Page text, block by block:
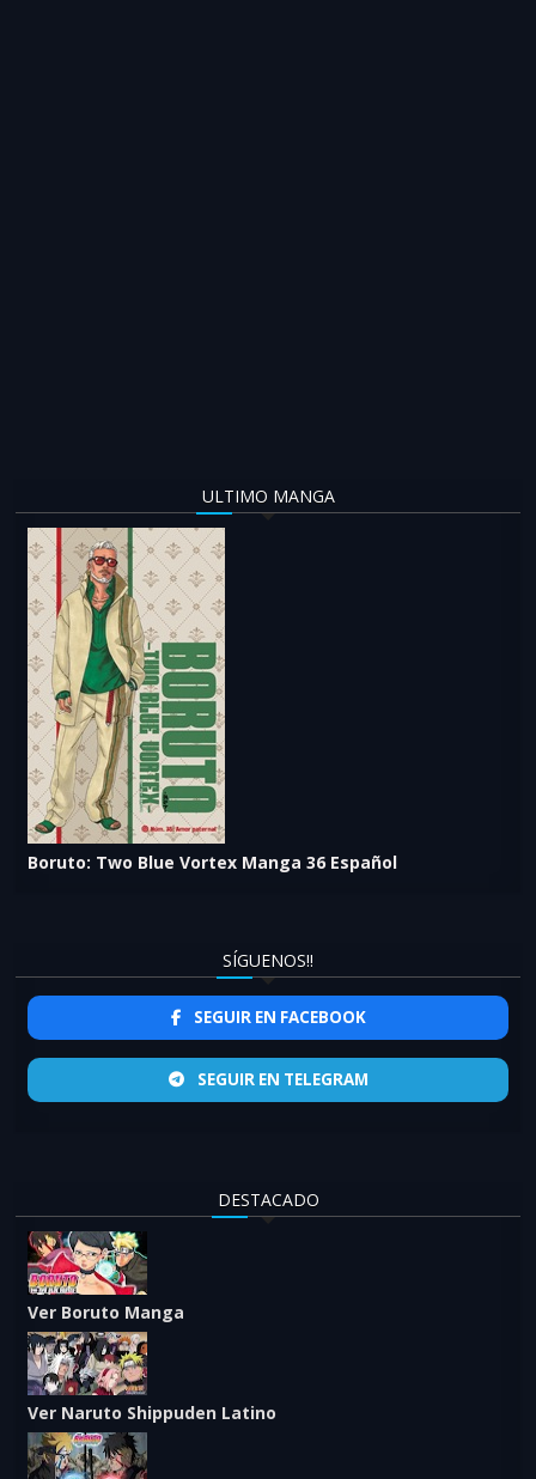
ULTIMO MANGA
Boruto: Two Blue Vortex Manga 36 Español
SÍGUENOS!!
SEGUIR EN FACEBOOK
SEGUIR EN TELEGRAM
DESTACADO
Ver Boruto Manga
Ver Naruto Shippuden Latino